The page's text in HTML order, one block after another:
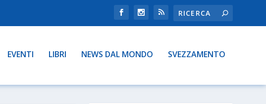
EVENTI LIBRI NEWS DAL MONDO SVEZZAMENTO